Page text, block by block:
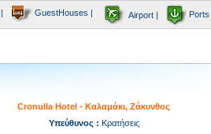
GuestHouses | Airport | Ports
Cronulla Hotel - Καλαμάκι, Ζάκυνθος
Υπεύθυνος : Κρατήσεις